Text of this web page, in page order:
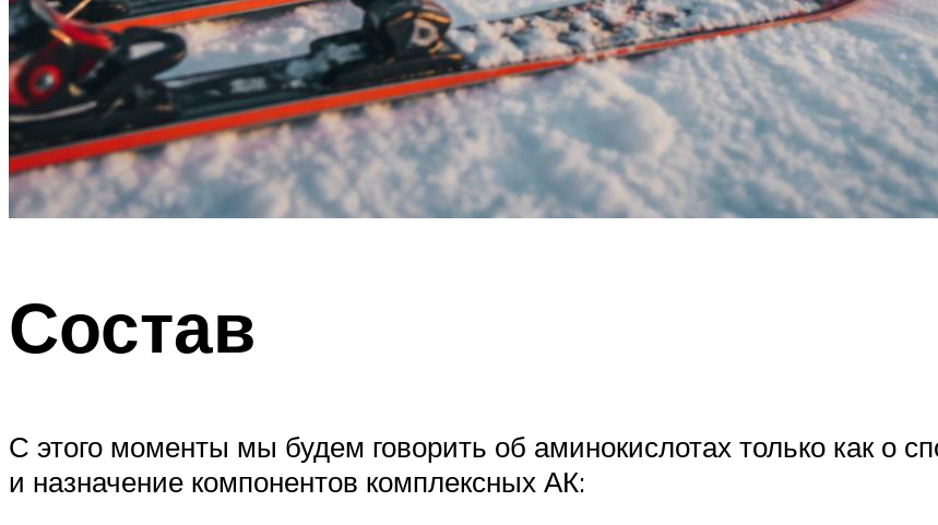
Состав
С этого моменты мы будем говорить об аминокислотах только как о
и назначение компонентов комплексных АК: